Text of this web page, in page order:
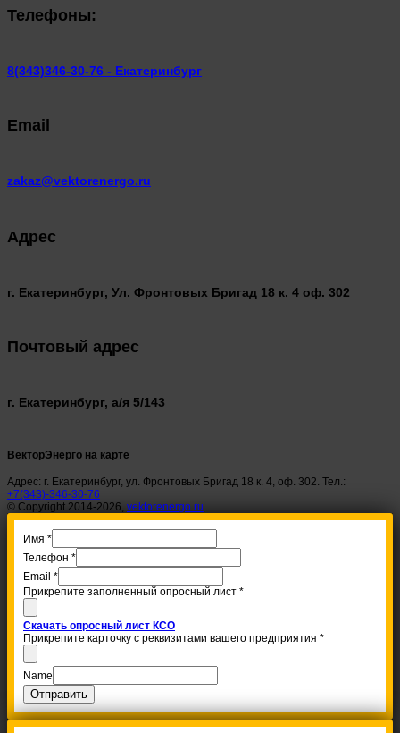
Телефоны:
8(343)346-30-76 - Екатеринбург
Email
zakaz@vektorenergo.ru
Адрес
г. Екатеринбург, Ул. Фронтовых Бригад 18 к. 4 оф. 302
Почтовый адрес
г. Екатеринбург, а/я 5/143
ВекторЭнерго на карте
Адрес: г. Екатеринбург, ул. Фронтовых Бригад 18 к. 4, оф. 302. Тел.:
+7(343)-346-30-76
© Copyright 2014-2026, vektorenergo.ru
Имя *
Телефон *
Email *
Прикрепите заполненный опросный лист *
Скачать опросный лист КСО
Прикрепите карточку с реквизитами вашего предприятия *
Name
Отправить